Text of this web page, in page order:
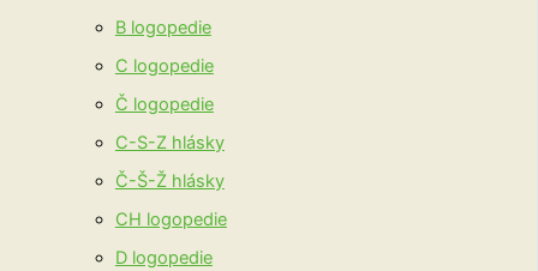
B logopedie
C logopedie
Č logopedie
C-S-Z hlásky
Č-Š-Ž hlásky
CH logopedie
D logopedie